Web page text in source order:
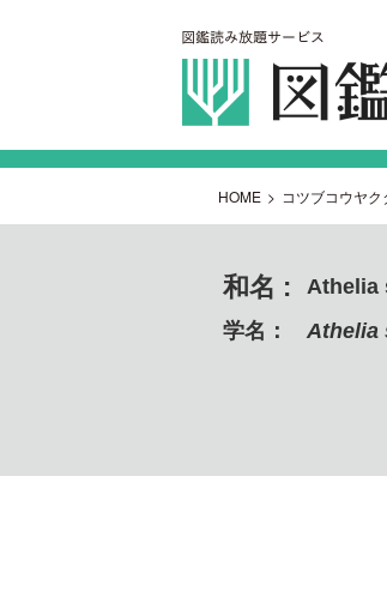
HOME > コツブコウヤク
和名 :
Athelia
学名：
Athelia